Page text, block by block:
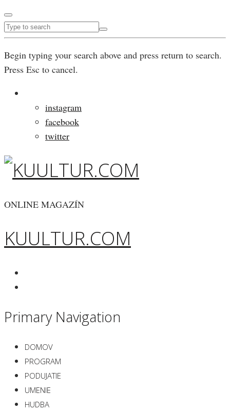
Begin typing your search above and press return to search.
Press Esc to cancel.
instagram
facebook
twitter
ONLINE MAGAZÍN
KUULTUR.COM
Primary Navigation
DOMOV
PROGRAM
PODUJATIE
UMENIE
HUDBA